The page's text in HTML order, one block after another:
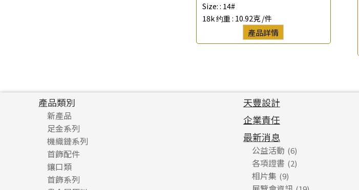
Size: : 14#
18k 约重 : 10.92克 /件
產品詳情
產品類別
新產品
足金系列
足金配件
機織鏈系列
珠仔鏈
镶口链
管狀網鏈
首飾配件
耳環類配件
卷迫系列
鏈類配件
鑲口類
四爪頭系列
首飾系列
天豐設計
企業責任
最新消息
公益活動 (6)
各項證書 (2)
相片集 (9)